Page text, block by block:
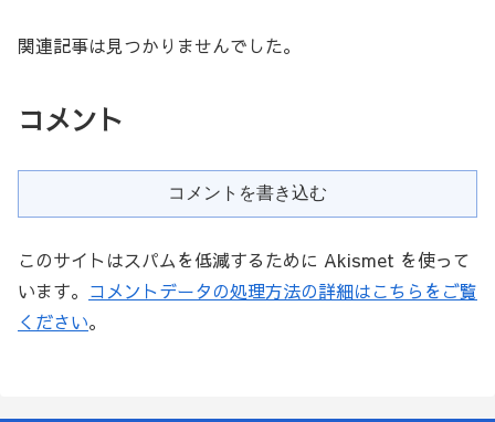
関連記事は見つかりませんでした。
コメント
コメントを書き込む
このサイトはスパムを低減するために Akismet を使って
います。 コメントデータの処理方法の詳細はこちらをご覧
ください。